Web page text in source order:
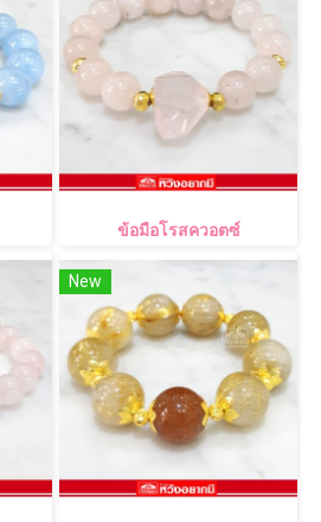
ข้อมือโรสควอตซ์
New